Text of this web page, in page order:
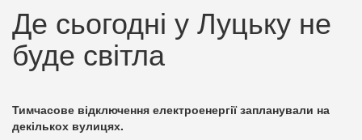
Де сьогодні у Луцьку не
буде світла
Тимчасове відключення електроенергії запланували на
декількох вулицях.